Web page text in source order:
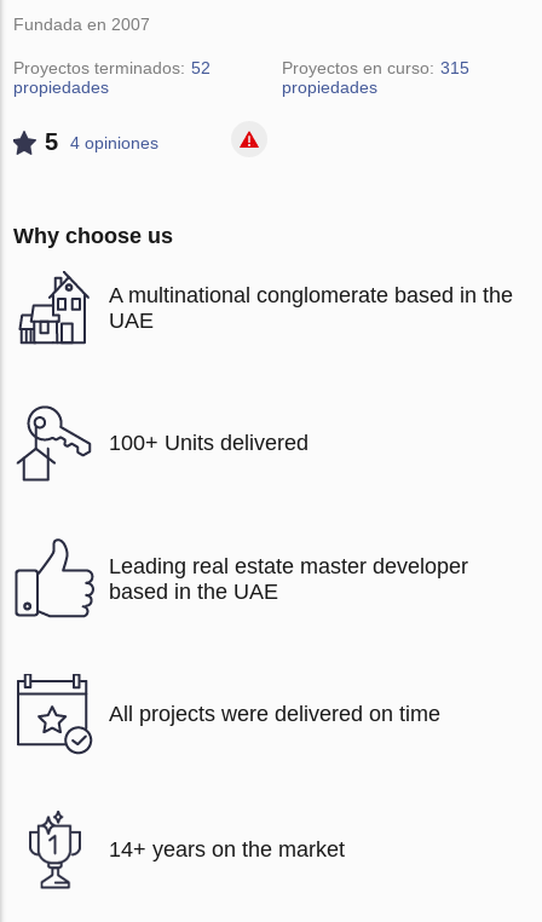
Fundada en 2007
Proyectos terminados: 52
propiedades
Proyectos en curso: 315
propiedades
5 4 opiniones
Why choose us
A multinational conglomerate based in the
UAE
100+ Units delivered
Leading real estate master developer
based in the UAE
All projects were delivered on time
14+ years on the market